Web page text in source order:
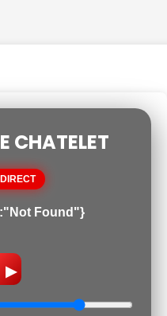
CHATELET
Found"}
▶